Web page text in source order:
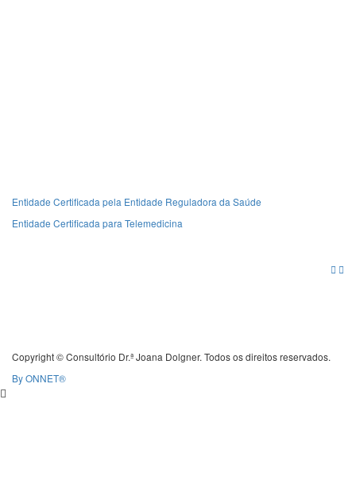
Entidade Certificada pela Entidade Reguladora da Saúde
Entidade Certificada para Telemedicina
Copyright © Consultório Dr.ª Joana Dolgner. Todos os direitos reservados.
ByONNET®